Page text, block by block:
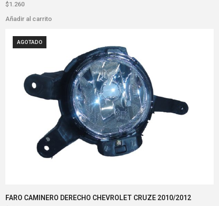
$1.260
Añadir al carrito
AGOTADO
FARO CAMINERO DERECHO CHEVROLET CRUZE 2010/2012